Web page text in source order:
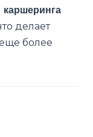
делает
более